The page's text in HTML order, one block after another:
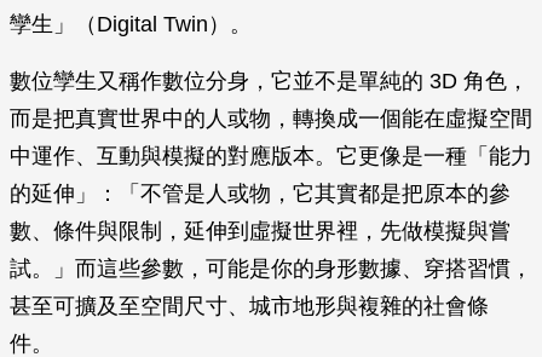
孿生」（Digital Twin）。
數位孿生又稱作數位分身，它並不是單純的 3D 角色，
而是把真實世界中的人或物，轉換成一個能在虛擬空間
中運作、互動與模擬的對應版本。它更像是一種「能力
的延伸」：「不管是人或物，它其實都是把原本的參
數、條件與限制，延伸到虛擬世界裡，先做模擬與嘗
試。」而這些參數，可能是你的身形數據、穿搭習慣，
甚至可擴及至空間尺寸、城市地形與複雜的社會條
件。